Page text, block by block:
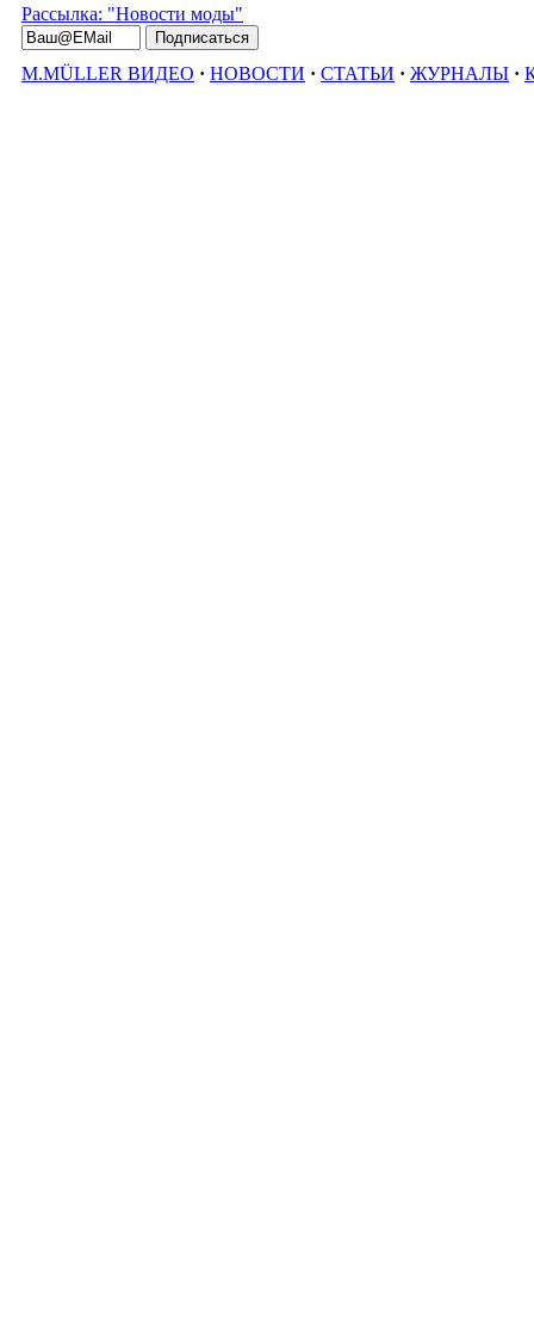
Рассылка: "Новости моды"
M.MÜLLER ВИДЕО · НОВОСТИ · СТАТЬИ · ЖУРНАЛЫ ·